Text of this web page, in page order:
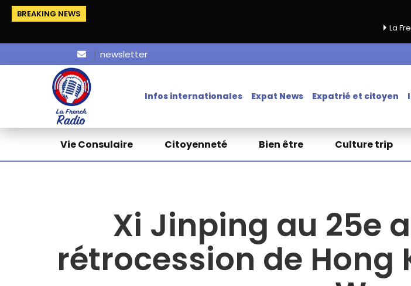
BREAKING NEWS
La French Chamber
newsletter
Infos internationales Expat News Expatrié et citoyen
Vie Consulaire Citoyenneté Bien être Culture trip
Xi Jinping au 25e
rétrocession de Hong